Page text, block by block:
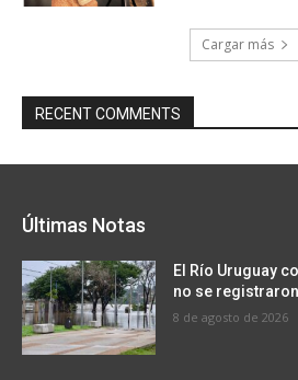
Cargar más
RECENT COMMENTS
Últimas Notas
El Río Uruguay
no se
8 de agosto de 2026